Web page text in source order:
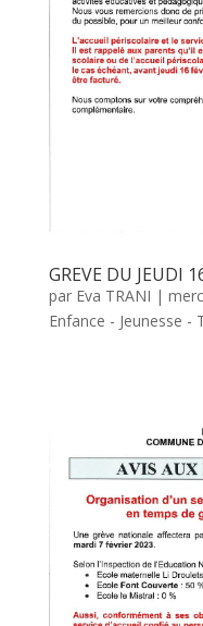
GREVE DU JEUDI
par Eva TRANI |
Enfance - Jeunesse -